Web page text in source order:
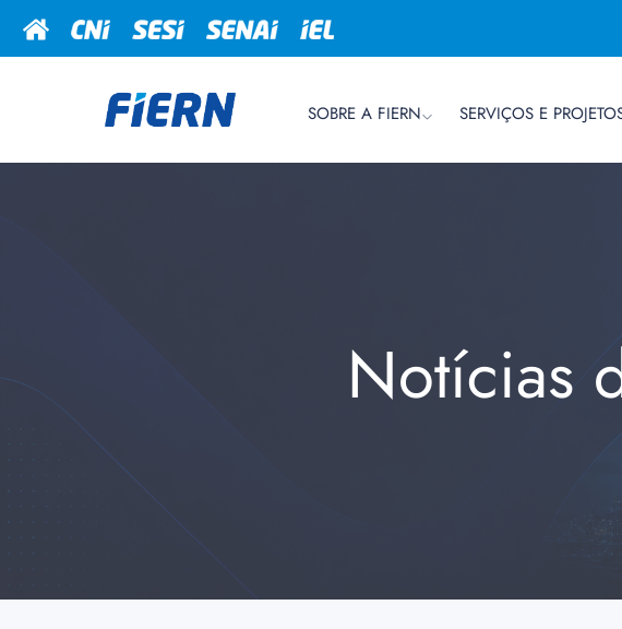
SOBRE A FIERN SERVIÇOS E
Notícias